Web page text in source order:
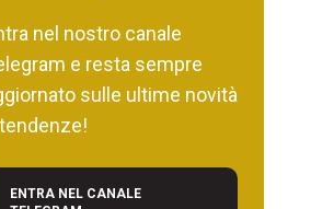
nel nostro canale
e resta sempre
sulle ultime novità
ENTRA NEL CANALE